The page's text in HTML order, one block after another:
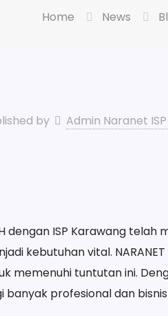
Home News
by Admin Naranet
dengan ISP Karawang
kebutuhan vital.
memenuhi tuntutan ini.
banyak profesional dan